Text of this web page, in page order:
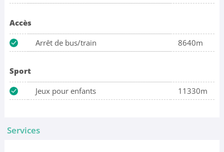
Accès
Arrêt de bus/train
8640m
Sport
Jeux pour enfants
11330m
Services